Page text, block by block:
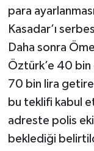
para
Kasadar’ı
Daha sonra
Öztürk’e 40 bin
70 bin lira
bu teklifi kabul
adreste polis
beklediği